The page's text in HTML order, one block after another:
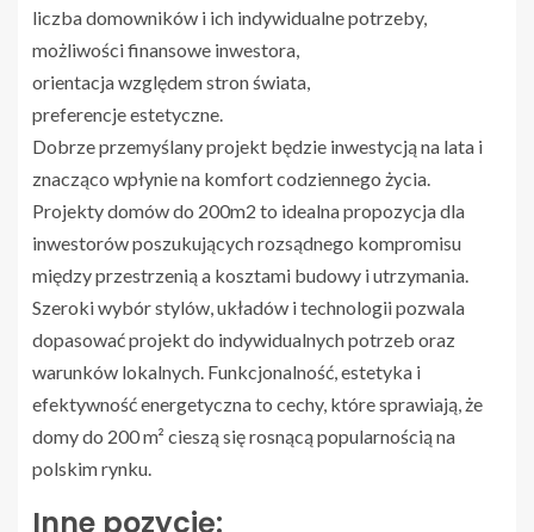
liczba domowników i ich indywidualne potrzeby,
możliwości finansowe inwestora,
orientacja względem stron świata,
preferencje estetyczne.
Dobrze przemyślany projekt będzie inwestycją na lata i
znacząco wpłynie na komfort codziennego życia.
Projekty domów do 200m2 to idealna propozycja dla
inwestorów poszukujących rozsądnego kompromisu
między przestrzenią a kosztami budowy i utrzymania.
Szeroki wybór stylów, układów i technologii pozwala
dopasować projekt do indywidualnych potrzeb oraz
warunków lokalnych. Funkcjonalność, estetyka i
efektywność energetyczna to cechy, które sprawiają, że
domy do 200 m² cieszą się rosnącą popularnością na
polskim rynku.
Inne pozycję: